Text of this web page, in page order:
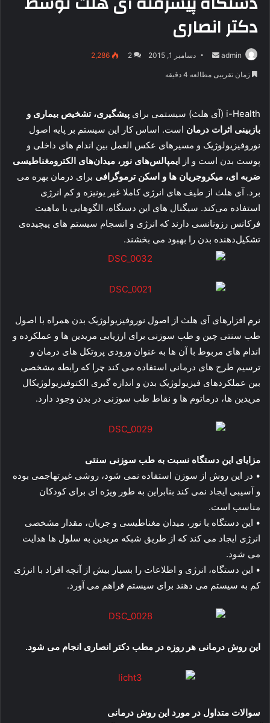
دکتر انصاری
admin
ل
ه
ل
دسامبر 1, 2015 2
2,286
زمان تقریبی مطالعه 4 دقیقه
i-Health (آی هلث) سیستمی برای
پیشگیری، تشخیص بیماری و
بازبینی اثرات درمان است. اساس کار این سیستم بر پایه اصول
نوروفیزیولوژیک و مسیرهای عکس العمل بین اندام های داخلی و
پوست بدن است و از ایمپالس‌های نور، میدان‌های الکترومغناطیسی
ضربه ای، میکروجریان ها و اسکن ترموگرافی برای درمان بهره می
برد. آی هلث از طیف های انرژی کاملا غیر یونیزه و کم انرژی
استفاده می‌کند. سیگنال های این دستگاه، الگوهایی با ماهیت
فرکانس رزونانسی دارند که انرژی و انسجام سیستم های پیچیده‌ی
تشکیل‌دهنده بدن را بهبود می بخشند.
نرم افزارهای آی هلث از اصول نوروفیزیولوژیک بدن همراه با اصول
طب سنتی چین و طب سوزنی برای ارزیابی مریدین ها و عملکرده و
اندام های مربوط با آن ها به عنوان ورودی پروتکل های درمان و
ترسیم طرح های درمانی استفاده می کند چرا که رابطه مشخصی
بین عملکردهای فیزیولوژیک بدن و اندازه گیری الکتوفیزیولوژیکال
مریدین ها، درماتوم ها و نقاط طب سوزنی در بدن وجود دارد.
مزایای این دستگاه نسبت به طب سوزنی سنتی
• در این روش از سوزن استفاده نمی شود، روشی غیرتهاجمی بوده
و آسیبی ایجاد نمی کند بنابراین به طور ویژه ای برای کودکان
مناسب است.
• این دستگاه با نور، میدان مغناطیسی و جریان، مقدار مشخصی
انرژی ایجاد می کند که از طریق شبکه مریدین به سلول ها هدایت
می شود.
• این دستگاه، انرژی و اطلاعات را بسیار بیش از آنچه افراد با انرژی
کم به سیستم می دهند برای سیستم فراهم می آورد.
این روش درمانی هر روزه در مطب دکتر انصاری انجام می شود.
سوالات متداول در مورد این روش درمانی